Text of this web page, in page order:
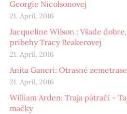
Georgie Nicolsonovej
21. April, 2016
Jacqueline Wilson : Všade
príbehy Tracy Beakerovej
21. April, 2016
Anita Ganeri: Otrasné
21. April, 2016
William Arden: Traja pátrači -
mačky